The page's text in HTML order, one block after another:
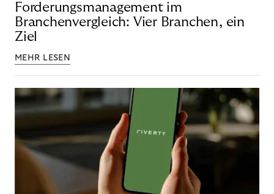
Forderungsmanagement im
Branchenvergleich: Vier Branchen, ein
Ziel
MEHR LESEN